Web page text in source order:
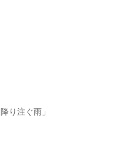
り注ぐ雨」